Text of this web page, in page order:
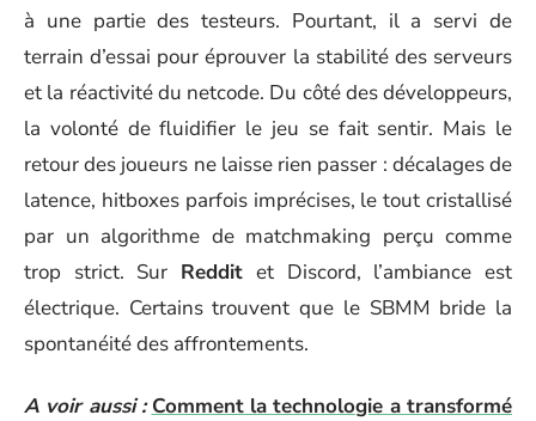
à une partie des testeurs. Pourtant, il a servi de
terrain d’essai pour éprouver la stabilité des serveurs
et la réactivité du netcode. Du côté des développeurs,
la volonté de fluidifier le jeu se fait sentir. Mais le
retour des joueurs ne laisse rien passer : décalages de
latence, hitboxes parfois imprécises, le tout cristallisé
par un algorithme de matchmaking perçu comme
trop strict. Sur Reddit et Discord, l’ambiance est
électrique. Certains trouvent que le SBMM bride la
spontanéité des affrontements.
A voir aussi : Comment la technologie a transformé